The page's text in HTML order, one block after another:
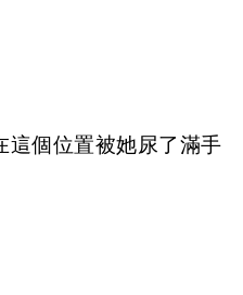
這個位置被她尿了滿手